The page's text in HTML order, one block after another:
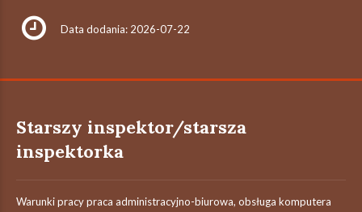
Data dodania: 2026-07-22
Starszy inspektor/starsza
inspektorka
Warunki pracy praca administracyjno-biurowa, obsługa komputera